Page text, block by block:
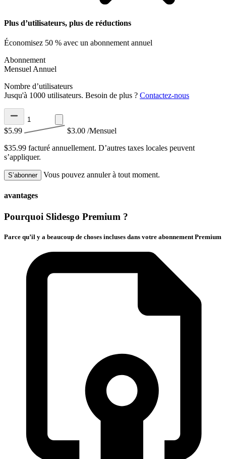
Plus d’utilisateurs, plus de réductions
Économisez 50 % avec un abonnement annuel
Abonnement
Mensuel Annuel
Nombre d’utilisateurs
Jusqu'à 1000 utilisateurs. Besoin de plus ? Contactez-nous
$5.99 $3.00 /Mensuel
$35.99 facturé annuellement. D’autres taxes locales peuvent
s’appliquer.
S’abonner Vous pouvez annuler à tout moment.
avantages
Pourquoi Slidesgo Premium ?
Parce qu’il y a beaucoup de choses incluses dans votre abonnement Premium